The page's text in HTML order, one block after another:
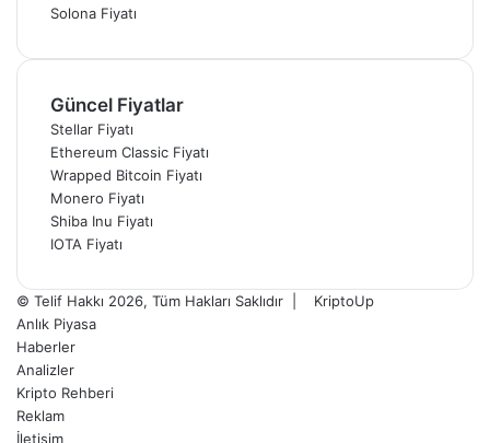
Solona Fiyatı
Güncel Fiyatlar
Stellar Fiyatı
Ethereum Classic Fiyatı
Wrapped Bitcoin Fiyatı
Monero Fiyatı
Shiba Inu Fiyatı
IOTA Fiyatı
© Telif Hakkı 2026, Tüm Hakları Saklıdır |
KriptoUp
Anlık Piyasa
Haberler
Analizler
Kripto Rehberi
Reklam
İletişim